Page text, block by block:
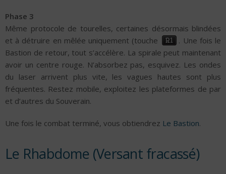
Phase 3
Même protocole de tourelles, certaines désormais blindées
et à détruire en mêlée uniquement (touche
. Une fois le
Bastion de retour, tout s’accélère. La spirale peut maintenant
avoir un centre rouge. N’absorbez pas, esquivez. Les ondes
du laser arrivent plus vite, les vagues hautes sont plus
fréquentes. Restez mobile, exploitez les plateformes de par
et d’autres du Souverain.
Une fois le combat terminé, vous obtiendrez Le Bastion.
Le Rhabdome (Versant fracassé)